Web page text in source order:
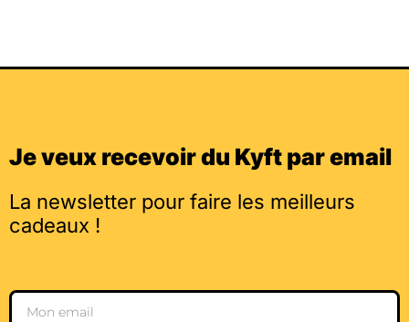
Je veux recevoir du Kyft par email
La newsletter pour faire les meilleurs
cadeaux !
Email